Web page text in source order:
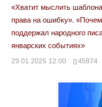
«Хватит мыслить
права на ошибку».
поддержал народного
январских событиях»
29.01.2025 12:00 45874